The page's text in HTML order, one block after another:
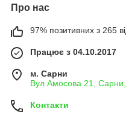
Про нас
97% позитивних з 265
Працює з 04.10.2017
м. Сарни
Вул Амосова 21, Сарни,
Контакти